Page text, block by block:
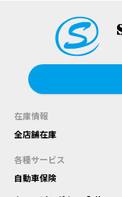
在庫情報
全店舗在庫
各種サービス
自動車保険